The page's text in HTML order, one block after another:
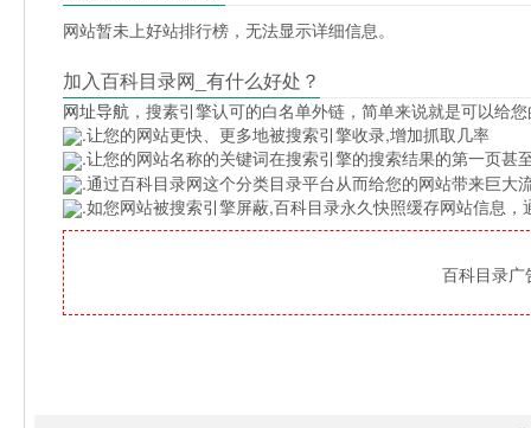
网站暂未上好站排行榜，无法显示详细信息。
加入百科目录网_有什么好处？
网址导航 ，搜素引擎认可的白名单外链，简单来说就是可以给
.让您的网站更快、更多地被搜索引擎收录,增加抓取几率
.让您的网站名称的关键词在搜索引擎的搜索结果的第一页甚
.通过百科目录网这个分类目录平台从而给您的网站带来巨大
.如您网站被搜索引擎屏蔽,百科目录永久快照缓存网站信息
百科目录